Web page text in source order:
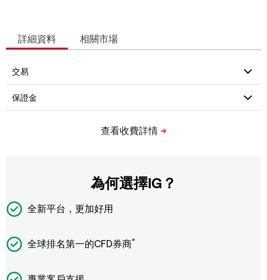
詳細資料 相關市場
為何選擇IG？
全新平台，更加好用
全球排名第一的CFD券商*